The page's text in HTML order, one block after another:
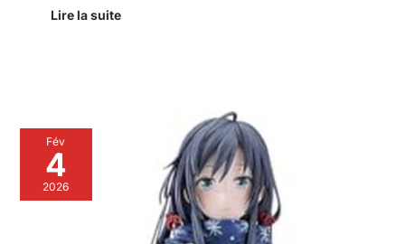
Lire la suite
Fév
4
2026
Avis
sur
la
figurine
Yukino